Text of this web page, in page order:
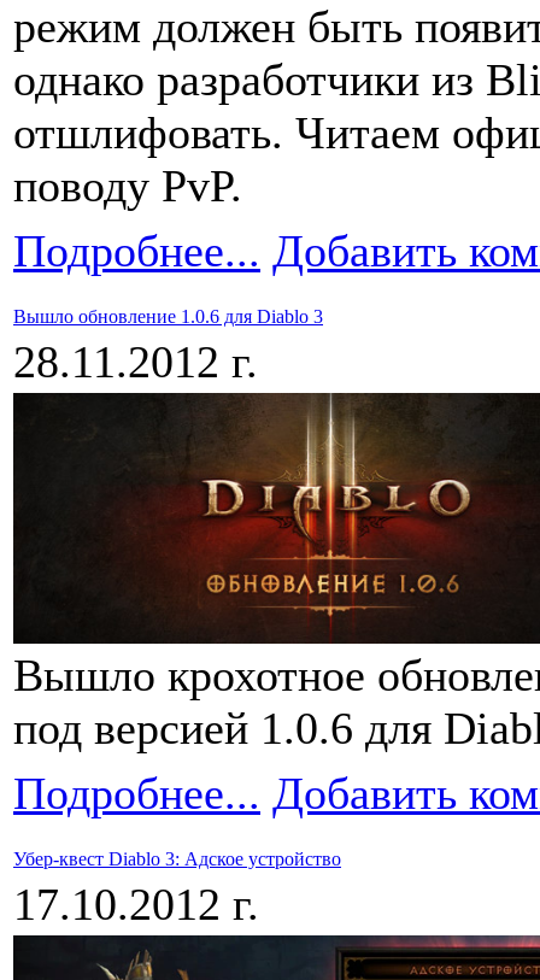
режим должен быть
однако разработчики из
отшлифовать. Читаем
поводу PvP.
Подробнее... Добавить
Вышло обновление 1.0.6 для Diablo 3
28.11.2012 г.
Вышло крохотное
под версией 1.0.6 для
Подробнее... Добавить
Убер-квест Diablo 3: Адское устройство
17.10.2012 г.